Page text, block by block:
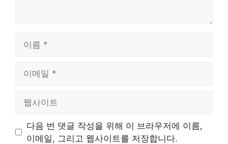
트
다음 번 댓글 작성을 위해 이 브라우저에 이름,
이메일, 그리고 웹사이트를 저장합니다.